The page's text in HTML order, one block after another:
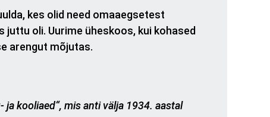
kes olid need omaaegsetest
juttu oli. Uurime üheskoos, kui kohased
arengut mõjutas.
kooliaed“, mis anti välja 1934. aastal